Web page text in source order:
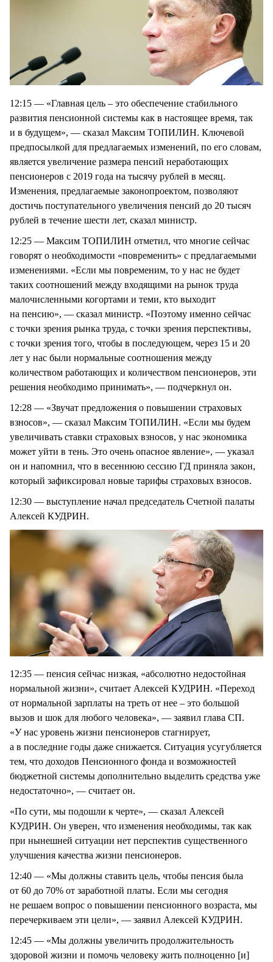
12:15 — «Главная цель – это обеспечение стабильного
развития пенсионной системы как в настоящее время, так
и в будущем», — сказал Максим ТОПИЛИН. Ключевой
предпосылкой для предлагаемых изменений, по его словам,
является увеличение размера пенсий неработающих
пенсионеров с 2019 года на тысячу рублей в месяц.
Изменения, предлагаемые законопроектом, позволяют
достичь поступательного увеличения пенсий до 20 тысяч
рублей в течение шести лет, сказал министр.
12:25 — Максим ТОПИЛИН отметил, что многие сейчас
говорят о необходимости «повременить» с предлагаемыми
изменениями. «Если мы повременим, то у нас не будет
таких соотношений между входящими на рынок труда
малочисленными когортами и теми, кто выходит
на пенсию», — сказал министр. «Поэтому именно сейчас
с точки зрения рынка труда, с точки зрения перспективы,
с точки зрения того, чтобы в последующем, через 15 и 20
лет у нас были нормальные соотношения между
количеством работающих и количеством пенсионеров, эти
решения необходимо принимать», — подчеркнул он.
12:28 — «Звучат предложения о повышении страховых
взносов», — сказал Максим ТОПИЛИН. «Если мы будем
увеличивать ставки страховых взносов, у нас экономика
может уйти в тень. Это очень опасное явление», — указал
он и напомнил, что в весеннюю сессию ГД приняла закон,
который зафиксировал новые тарифы страховых взносов.
12:30 — выступление начал председатель Счетной палаты
Алексей КУДРИН.
12:35 — пенсия сейчас низкая, «абсолютно недостойная
нормальной жизни», считает Алексей КУДРИН. «Переход
от нормальной зарплаты на треть от нее – это большой
вызов и шок для любого человека», — заявил глава СП.
«У нас уровень жизни пенсионеров стагнирует,
а в последние годы даже снижается. Ситуация усугубляется
тем, что доходов Пенсионного фонда и возможностей
бюджетной системы дополнительно выделить средства уже
недостаточно», — считает он.
«По сути, мы подошли к черте», — сказал Алексей
КУДРИН. Он уверен, что изменения необходимы, так как
при нынешней ситуации нет перспектив существенного
улучшения качества жизни пенсионеров.
12:40 — «Мы должны ставить цель, чтобы пенсия была
от 60 до 70% от заработной платы. Если мы сегодня
не решаем вопрос о повышении пенсионного возраста, мы
перечеркиваем эти цели», — заявил Алексей КУДРИН.
12:45 — «Мы должны увеличить продолжительность
здоровой жизни и помочь человеку жить полноценно [и]